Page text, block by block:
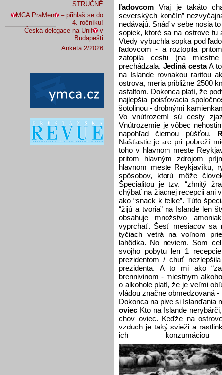
STRUČNĚ
MCA PraMen
– přihlaš se do
4. ročníku!
Česká delegace na Unif
v
Budapešti
Anketa 2/2026
ľadovcom Vraj je takáto
severských končín”
nedávajú. Snáď v sebe nosia
sopiek, ktoré sa na ostrove tu
Vtedy vybuchla sopka pod
ľadovcom - a roztopila
zatopila cestu (na
prechádzala. Jediná cestaA to
na Islande rovnakou raritou
ostrova, meria približne 2500
asfaltom. Dokonca platí, že
najlepšia poisťovacia
šotolinou - drobnými
Vo vnútrozemí sú cesty
Vnútrozemie je vôbec
napohľad čiernou púšťou.
Našťastie je ale pri pobreží
toho v hlavnom meste
pritom hlavným zdrojom
hlavnom meste Reykjavíku,
spôsobov, ktorú môže
Špecialitou je tzv. “zhnitý
chýbať na žiadnej recepcii ani
ako “snack k telke”. Túto
“žijú a tvoria” na Islande len
obsahuje množstvo
vyprchať. Šesť mesiacov sa
tyčiach vetrá na voľnom
lahôdka. No neviem. Som
svojho pobytu len 1
prezidentom / chuť
prezidenta. A to mi ako
brennivinom - miestnym
o alkohole platí, že je veľmi
vládou značne obmedzovaná -
Dokonca na pive si Islanďania
oviec Kto na Islande
chov oviec. Keďže na
vzduch je taký svieži a
ich konzumáciou